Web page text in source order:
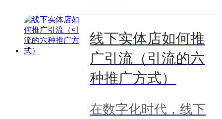
线下实体店如何推
广引流（引流的六
种推广方式）
在数字化时代，线下